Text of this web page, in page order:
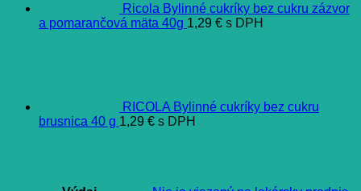
Ricola Bylinné cukríky bez cukru zázvor
a pomarančová mäta 40g 1,29 € s DPH
RICOLA Bylinné cukríky bez cukru
brusnica 40 g 1,29 € s DPH